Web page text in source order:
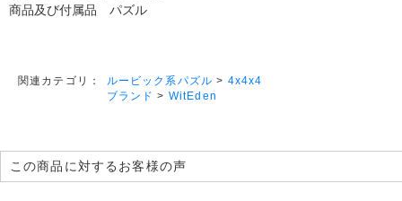
商品及び付属品 パズル
関連カテゴリ： ルービック系パズル > 4x4x4
ブランド > WitEden
この商品に対するお客様の声